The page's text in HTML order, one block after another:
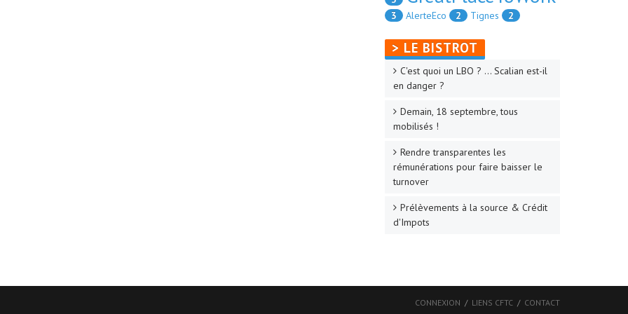
3 AlerteEco 2 Tignes 2
> LE BISTROT
C'est quoi un LBO ? ... Scalian est-il
en danger ?
Demain, 18 septembre, tous
mobilisés !
Rendre transparentes les
rémunérations pour faire baisser le
turnover
Prélèvements à la source & Crédit
d'Impots
CONNEXION LIENS CFTC CONTACT